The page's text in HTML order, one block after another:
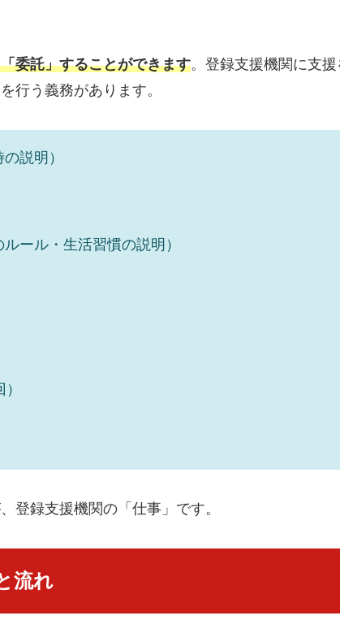
委託」することができます。登録支援機関に支援
行う義務があります。
説明）
ール・生活習慣の説明）
登録支援機関の「仕事」です。
流れ